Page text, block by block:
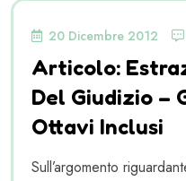
20 Dicembre 2012
Articolo:
Del Giudizio –
Ottavi Inclusi
Sull’argomento